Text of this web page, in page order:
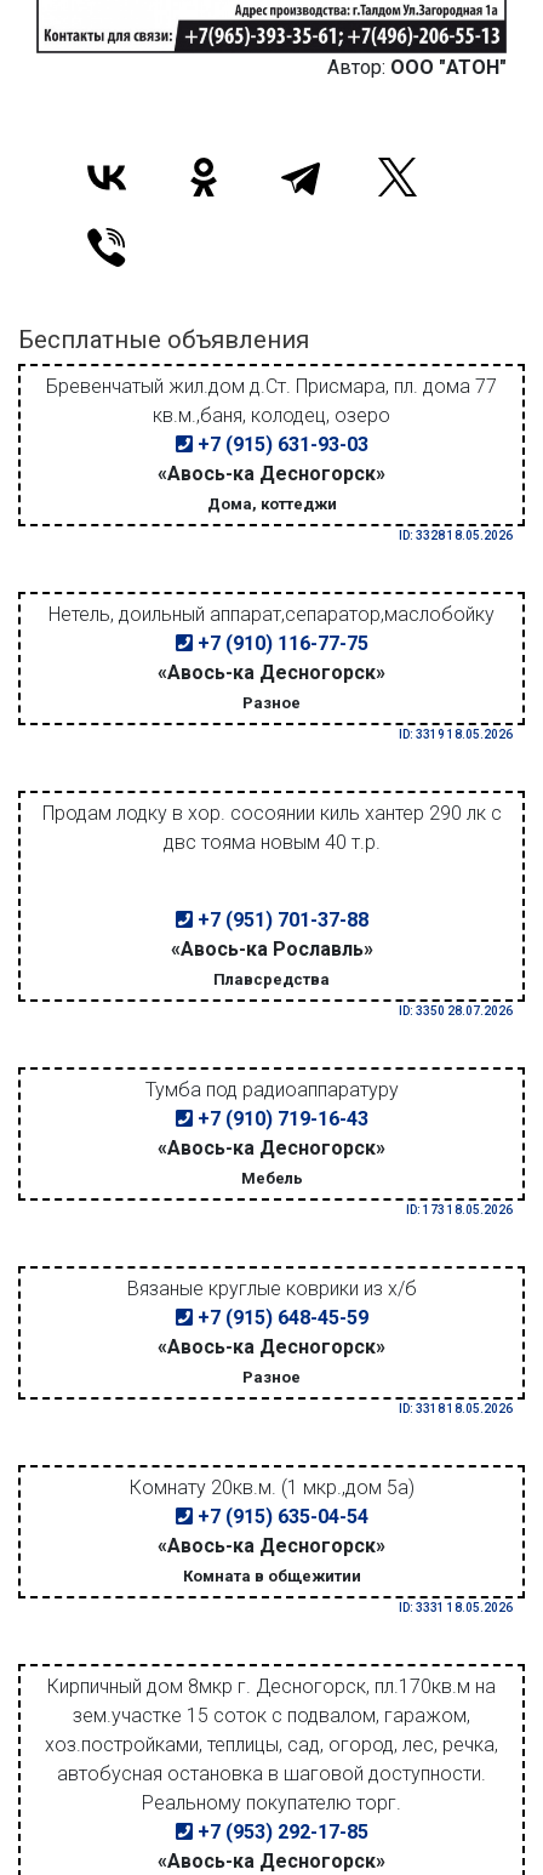
Автор: ООО "АТОН"
Бесплатные объявления
Бревенчатый жил.дом д.Ст. Присмара, пл. дома 77
кв.м.,баня, колодец, озеро
+7 (915) 631-93-03
«Авось-ка Десногорск»
Дома, коттеджи
ID: 3328 18.05.2026
Нетель, доильный аппарат,сепаратор,маслобойку
+7 (910) 116-77-75
«Авось-ка Десногорск»
Разное
ID: 3319 18.05.2026
Продам лодку в хор. сосоянии киль хантер 290 лк с
двс тояма новым 40 т.р.
+7 (951) 701-37-88
«Авось-ка Рославль»
Плавсредства
ID: 3350 28.07.2026
Тумба под радиоаппаратуру
+7 (910) 719-16-43
«Авось-ка Десногорск»
Мебель
ID: 173 18.05.2026
Вязаные круглые коврики из х/б
+7 (915) 648-45-59
«Авось-ка Десногорск»
Разное
ID: 3318 18.05.2026
Комнату 20кв.м. (1 мкр.,дом 5а)
+7 (915) 635-04-54
«Авось-ка Десногорск»
Комната в общежитии
ID: 3331 18.05.2026
Кирпичный дом 8мкр г. Десногорск, пл.170кв.м на
зем.участке 15 соток с подвалом, гаражом,
хоз.постройками, теплицы, сад, огород, лес, речка,
автобусная остановка в шаговой доступности.
Реальному покупателю торг.
+7 (953) 292-17-85
«Авось-ка Десногорск»